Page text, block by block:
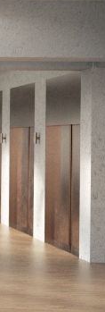
11/25
DÉMARRAGE
RENNES
Lancement des